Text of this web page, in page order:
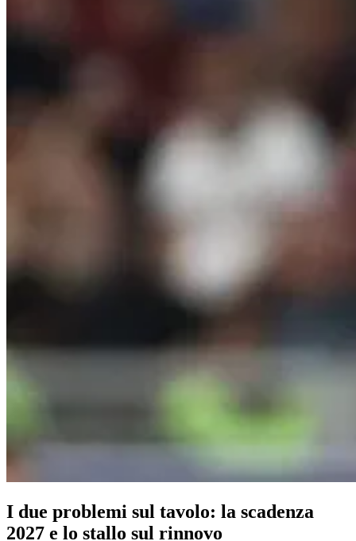
I due problemi sul tavolo: la scadenza
2027 e lo stallo sul rinnovo